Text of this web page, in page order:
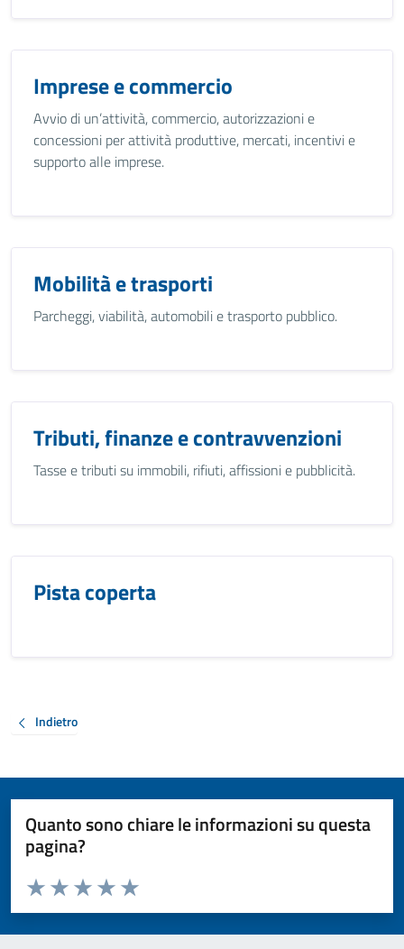
Imprese e commercio
Avvio di un’attività, commercio, autorizzazioni e
concessioni per attività produttive, mercati, incentivi e
supporto alle imprese.
Mobilità e trasporti
Parcheggi, viabilità, automobili e trasporto pubblico.
Tributi, finanze e contravvenzioni
Tasse e tributi su immobili, rifiuti, affissioni e pubblicità.
Pista coperta
Indietro
Quanto sono chiare le informazioni su questa
pagina?
Valuta da 1 a 5 stelle la pagina
Valuta 5 stelle su 5
Valuta 4 stelle su 5
Valuta 3 stelle su 5
Valuta 2 stelle su 5
Valuta 1 stelle su 5